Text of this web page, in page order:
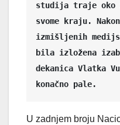
studija traje oko
svome kraju.
izmišljenih
bila izložena
dekanica Vlatka
konačno pale.
U zadnjem broju